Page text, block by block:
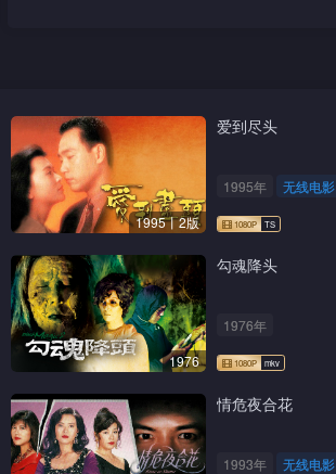
1995丨2版
爱到尽头
1995年 无线电影
1976
勾魂降头
1976年
情危夜合花
1993年 无线电影